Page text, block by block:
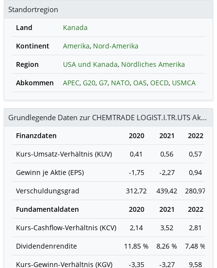
Standortregion
Land
Kanada
Kontinent
Amerika, Nord-Amerika
Region
USA und Kanada, Nördliches Amerika
Abkommen
APEC, G20, G7, NATO, OAS, OECD, USMCA
Grundlegende Daten zur CHEMTRADE LOGIST.I.TR.UTS Aktie
Finanzdaten 2020 2021 2022
Kurs-Umsatz-Verhältnis (KUV)
0,41 0,56
0,57
Gewinn je Aktie (EPS)
-1,75 -2,27
0,94
Verschuldungsgrad
312,72 439,42 280,97
Fundamentaldaten
2020 2021 2022
Kurs-Cashflow-Verhältnis (KCV)
2,14 3,52
2,81
Dividendenrendite
11,85 % 8,26 % 7,48 %
Kurs-Gewinn-Verhältnis (KGV)
-3,35 -3,27 9,58